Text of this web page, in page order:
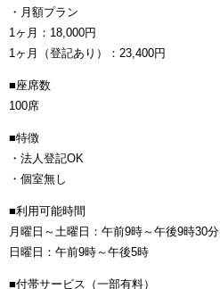
・月額プラン
1ヶ月：18,000円
1ヶ月（登記あり）：23,400円
■座席数
100席
■特徴
・法人登記OK
・個室無し
■利用可能時間
月曜日～土曜日：午前9時～午後9時30分
日曜日：午前9時～午後5時
■付帯サービス（一部有料）